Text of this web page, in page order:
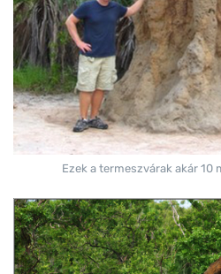
Ezek a termeszvárak akár 10